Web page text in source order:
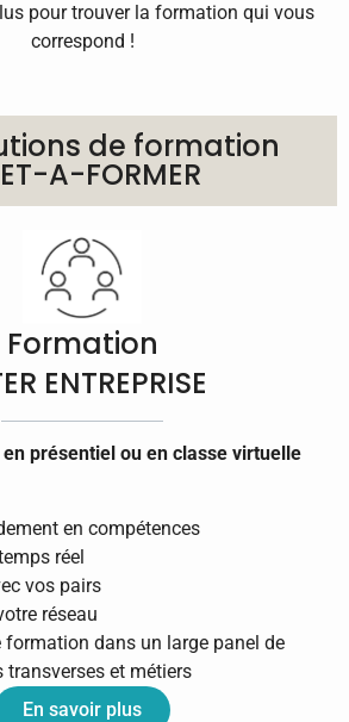
pour trouver la formation qui vous
correspond !
de formation
A-FORMER
Formation
ENTREPRISE
présentiel ou en classe virtuelle
en compétences
réel
vos pairs
réseau
formation dans un large panel de
transverses et métiers
En savoir plus